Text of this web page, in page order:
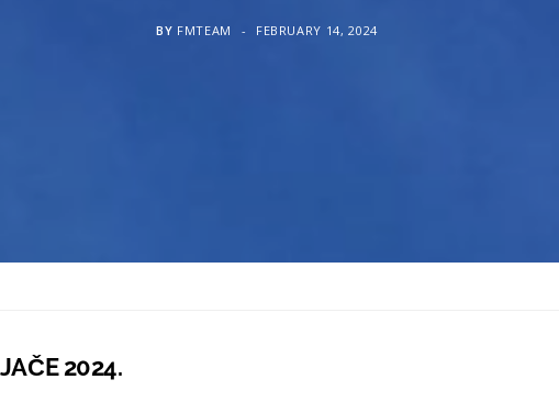
BY FMTEAM FEBRUARY 14, 2024
2024.